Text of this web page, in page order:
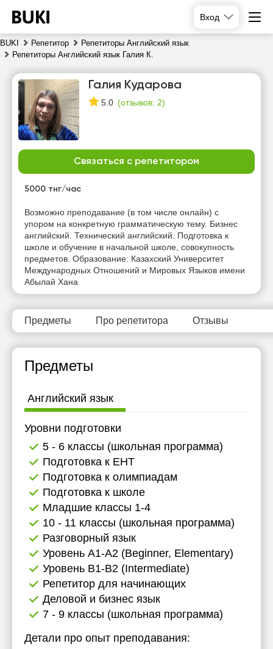
Вход
BUKI Репетитор
Репетиторы Английский язык
Репетиторы Английский язык Галия К.
Галия Кударова
5.0 (отзывов: 2)
Связаться с репетитором
5000 тнг/час
Возможно преподавание (в том числе онлайн) с
упором на конкретную грамматическую тему. Бизнес
английский. Технический английский. Подготовка к
школе и обучение в начальной школе, совокупность
предметов. Образование: Казахский Университет
Международных Отношений и Мировых Языков имени
Абылай Хана
Предметы Про репетитора Отзывы
Предметы
Английский язык
Уровни подготовки
5 - 6 классы (школьная программа)
Подготовка к ЕНТ
Подготовка к олимпиадам
Подготовка к школе
Младшие классы 1-4
10 - 11 классы (школьная программа)
Разговорный язык
Уровень А1-А2 (Beginner, Elementary)
Уровень B1-B2 (Intermediate)
Репетитор для начинающих
Деловой и бизнес язык
7 - 9 классы (школьная программа)
Детали про опыт преподавания:
сб
вс
Нет
свободных
часов
14:00
Нет
свободных
часов
свободных
часов